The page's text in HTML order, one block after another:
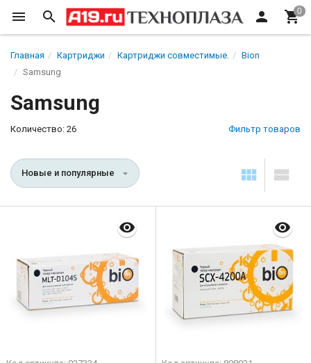
Главная Картриджи Картриджи совместимые.
Bion
Samsung
Samsung
Количество: 26 Фильтр товаров
Новые и популярные